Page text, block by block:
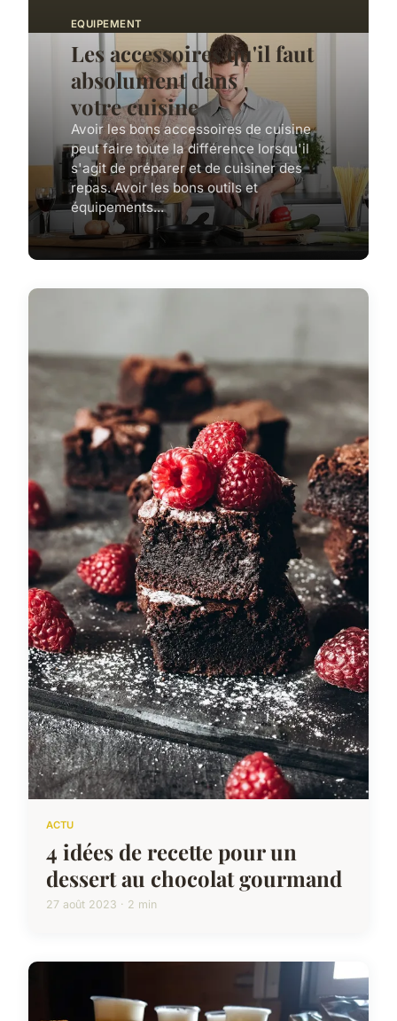
EQUIPEMENT
Les accessoires qu'il faut
absolument dans
votre cuisine
Avoir les bons accessoires de cuisine
peut faire toute la différence lorsqu'il
s'agit de préparer et de cuisiner des
repas. Avoir les bons outils et
équipements...
ACTU
4 idées de recette pour un
dessert au chocolat gourmand
27 août 2023 · 2 min